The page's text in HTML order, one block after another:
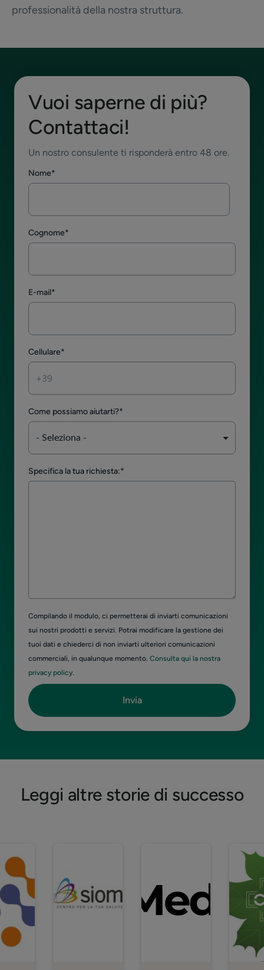
professionalità della nostra struttura.
Vuoi saperne di più?
Contattaci!
Un nostro consulente ti risponderà entro 48 ore.
Nome*
Cognome*
E-mail*
Cellulare*
Come possiamo aiutarti?*
Specifica la tua richiesta:*
Compilando il modulo, ci permetterai di inviarti comunicazioni
sui nostri prodotti e servizi. Potrai modificare la gestione dei
tuoi dati e chiederci di non inviarti ulteriori comunicazioni
commerciali, in qualunque momento. Consulta qui la nostra
privacy policy.
Leggi altre storie di successo